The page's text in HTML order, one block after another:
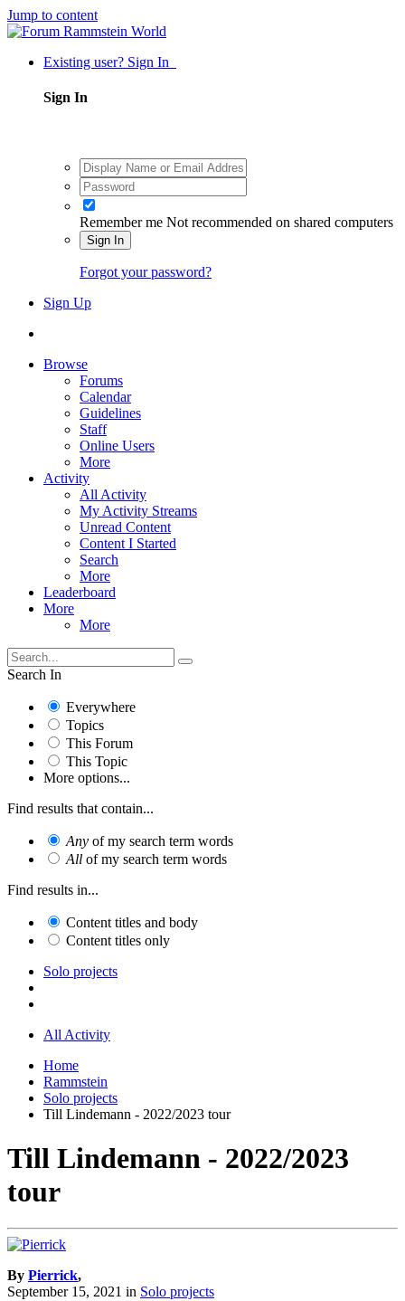
Jump to content
Existing user? Sign In
Sign In
Remember me Not recommended on shared computers
Sign In
Forgot your password?
Sign Up
Browse
Forums
Calendar
Guidelines
Staff
Online Users
More
Activity
All Activity
My Activity Streams
Unread Content
Content I Started
Search
More
Leaderboard
More
More
Search In
Everywhere
Topics
This Forum
This Topic
More options...
Find results that contain...
Any of my search term words
All of my search term words
Find results in...
Content titles and body
Content titles only
Solo projects
All Activity
Home
Rammstein
Solo projects
Till Lindemann - 2022/2023 tour
Till Lindemann - 2022/2023
tour
By Pierrick,
September 15, 2021 in Solo projects